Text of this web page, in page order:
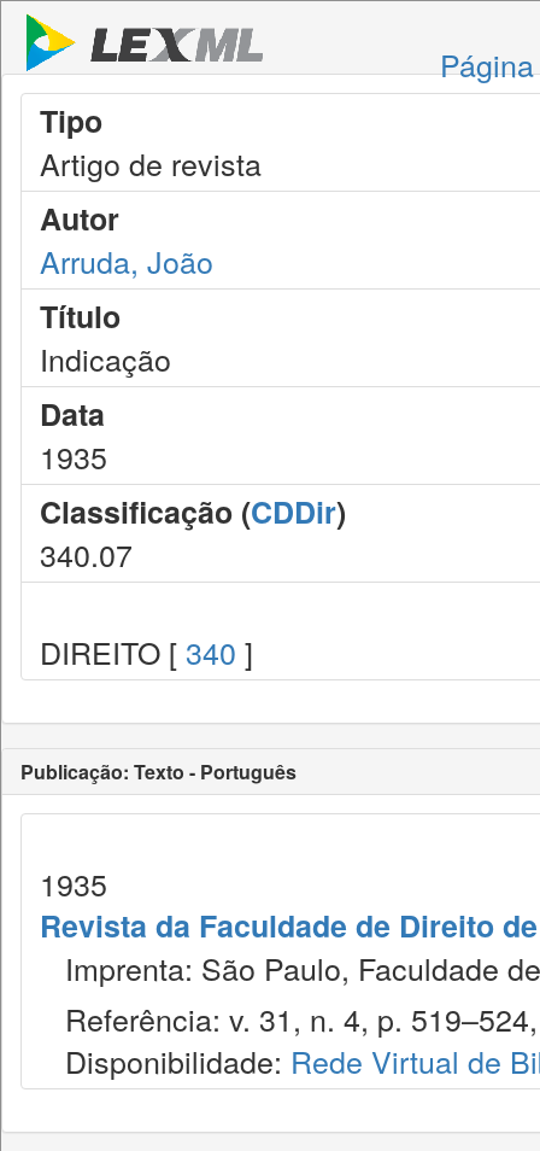
Tipo
Artigo de revista
Autor
Arruda, João
Título
Indicação
Data
1935
Classificação (CDDir)
340.07
DIREITO [ 340 ]
Publicação: Texto - Português
1935
Revista da Faculdade de Direito
Imprenta: São Paulo, Faculdade
Referência: v. 31, n. 4, p.
Disponibilidade: Rede Virtual de